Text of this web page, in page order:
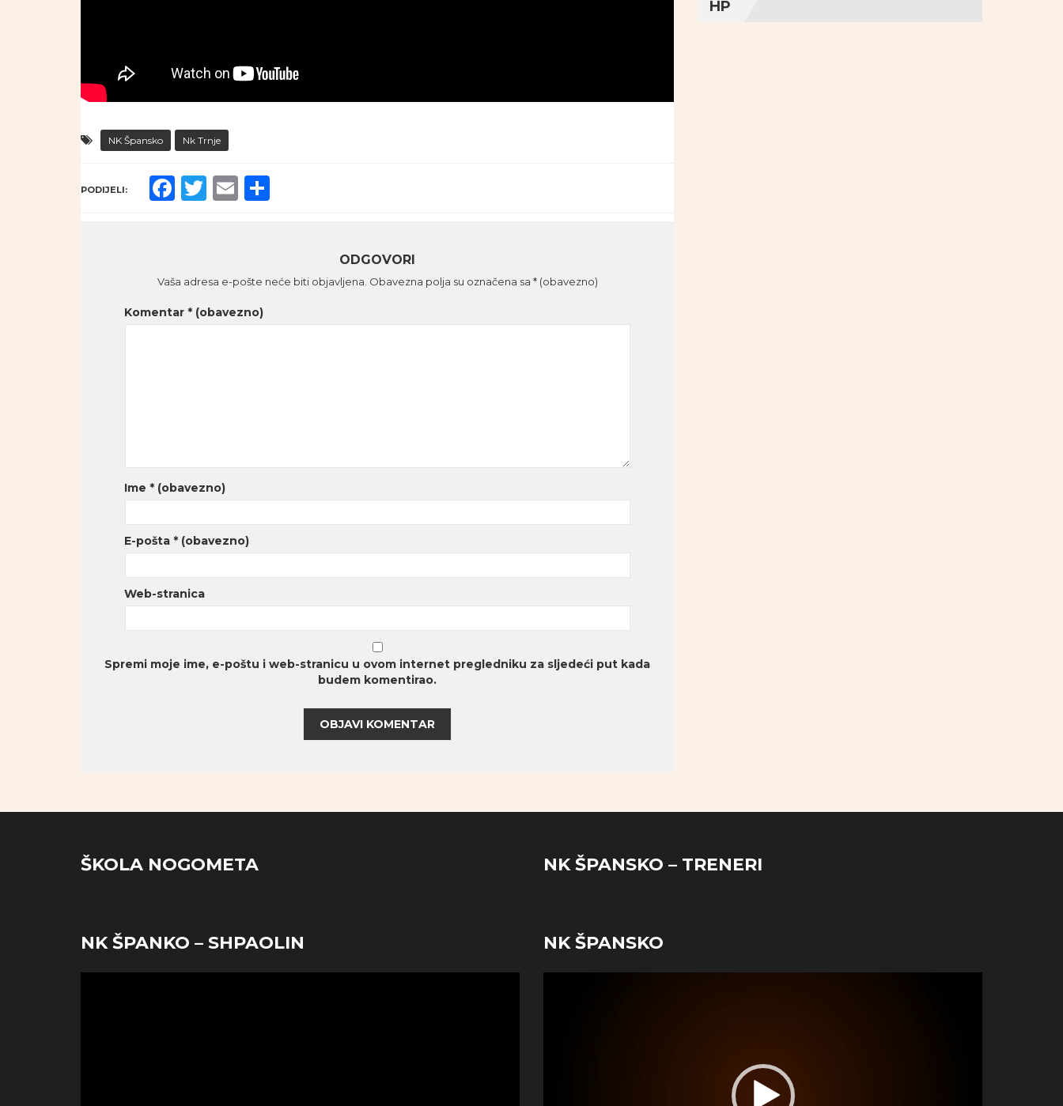
NK Špansko Nk Trnje
PODIJELI: Facebook
Twitter
Email
ODGOVORI
Vaša adresa e-pošte neće biti objavljena. Obavezna polja su označena sa * (obavezno)
Komentar * (obavezno)
Ime * (obavezno)
E-pošta * (obavezno)
Web-stranica
Spremi moje ime, e-poštu i web-stranicu u ovom internet pregledniku za sljedeći put kada
budem komentirao.
HP
ŠKOLA NOGOMETA NK ŠPANSKO – TRENERI
NK ŠPANKO – SHPAOLIN NK ŠPANSKO